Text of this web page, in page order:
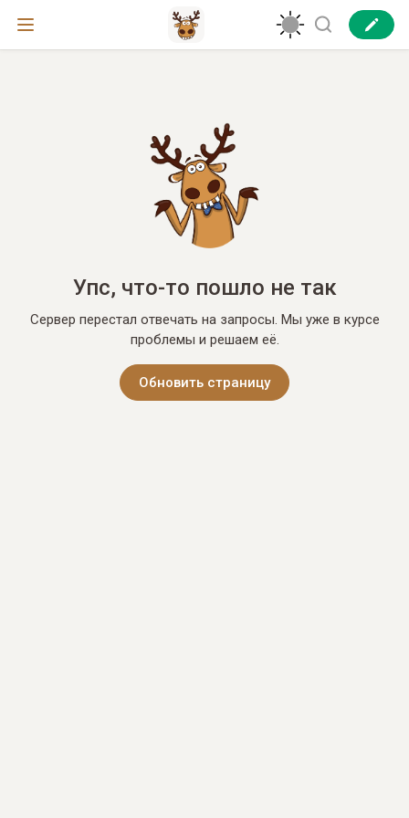
Упс, что-то пошло не так
Сервер перестал отвечать на запросы. Мы уже в курсе
проблемы и решаем её.
Обновить страницу